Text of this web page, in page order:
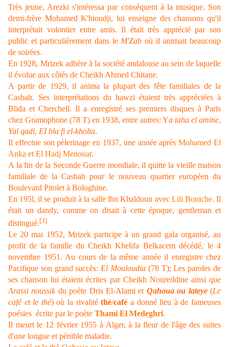
Très jeune, Arezki s'intéressa par conséquent à la musique. Son
demi-frère Mohamed K'hioudji, lui enseigne des chansons qu'il
interprétait volontier entre amis. Il était très apprécié par son
public et particulièrement dans le M'Zab où il animait beaucoup
de soirées.
En 1928, Mrizek adhère à la société andalouse au sein de laquelle
il évolue aux côtés de Cheikh Ahmed Chitane.
A partir de 1929, il anima la plupart des fête familiales de la
Casbah. Ses interprétations du hawzi étaient très appréciées à
Blida et Cherchell. Il a enregistré ses premiers disques à Paris
chez Gramophone (78 T) en 1938, entre autres: Ya taha el amine,
Yal qadi, EI bla fi el-kholta.
Il effectue son pèlerinage en 1937, une année aprèsMohamed El
Anka et El Hadj Menouar.
A la fin de la Seconde Guerre mondiale, il quitte la vieille maison
familiale de la Casbah pour le nouveau quartier européen du
Boulevard Pitolet à Bologhine.
En 195l, il se produit à la salle lbn Khaldoun avec Lili Boniche. Il
était un dandy, comme on disait à cette époque, gentleman et
distingué.[3]
Le 20 mai 1952, Mrizek participe à un grand gala organisé, au
profit de la famille du Cheikh Khelifa Belkacem décédé, le 4
novembre 1951. Au cours de la même année il enregistre chez
Pacifique son grand succès: El Mouloudia (78 T); Les paroles de
ses chanson lui étaient écrites par Cheikh Noureddine ainsi que
Arassi noussikdu poète Dris El-Alami et Qahoua ou lateye(Le
café et le thé) où la rivalitéthé/café a donné lieu à de fameuses
poésies écrite par le poète Thami El Medeghri.
Il meurt le 12 février 1955 à Alger, à la fleur de l'âge des suites
d'une longue et pénible maladie.